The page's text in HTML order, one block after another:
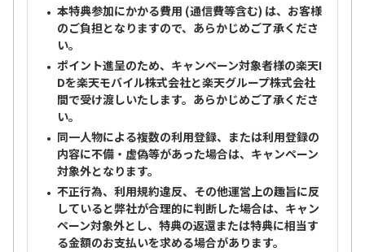
本特典参加にかかる費用 (通信費等含む) は、お客様
のご負担となりますので、あらかじめご了承くださ
い。
ポイント進呈のため、キャンペーン対象者様の楽天I
Dを楽天モバイル株式会社と楽天グループ株式会社
間で受け渡しいたします。あらかじめご了承くださ
い。
同一人物による複数の利用登録、または利用登録の
内容に不備・虚偽等があった場合は、キャンペーン
対象外となります。
不正行為、利用規約違反、その他運営上の趣旨に反
していると弊社が合理的に判断した場合は、キャン
ペーン対象外とし、特典の返還または特典に相当す
る金額のお支払いを求める場合があります。